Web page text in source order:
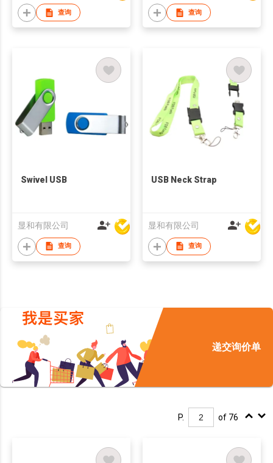
查询 查询
Swivel USB
显和有限公司
查询
USB Neck Strap
显和有限公司
查询
递交询价单
P. of 76